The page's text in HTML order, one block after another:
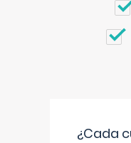
¿Cada